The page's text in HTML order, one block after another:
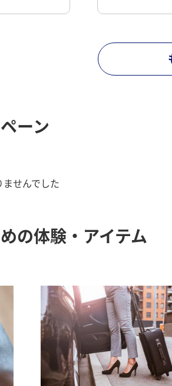
ーン
せんでした
の体験・アイテム